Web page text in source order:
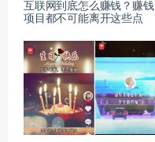
互联网到底怎么赚钱？赚钱
项目都不可能离开这些点